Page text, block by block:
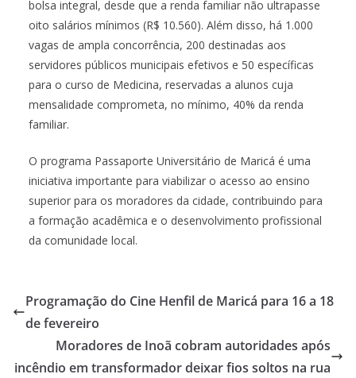
bolsa integral, desde que a renda familiar não ultrapasse
oito salários mínimos (R$ 10.560). Além disso, há 1.000
vagas de ampla concorrência, 200 destinadas aos
servidores públicos municipais efetivos e 50 específicas
para o curso de Medicina, reservadas a alunos cuja
mensalidade comprometa, no mínimo, 40% da renda
familiar.
O programa Passaporte Universitário de Maricá é uma
iniciativa importante para viabilizar o acesso ao ensino
superior para os moradores da cidade, contribuindo para
a formação acadêmica e o desenvolvimento profissional
da comunidade local.
Programação do Cine Henfil de Maricá para 16 a 18
de fevereiro
Moradores de Inoã cobram autoridades após
incêndio em transformador deixar fios soltos na rua